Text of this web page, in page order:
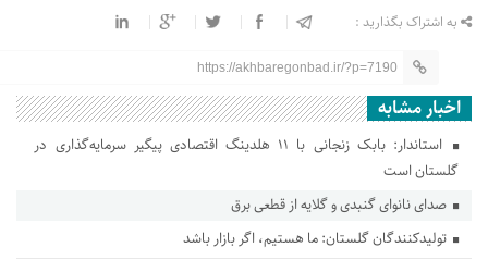
به اشتراک بگذارید :
https://akhbaregonbad.ir/?p=7190
اخبار مشابه
استاندار: بابک زنجانی با ۱۱ هلدینگ اقتصادی پیگیر سرمایه‌گذاری در
گلستان است
صدای نانوای گنبدی و گلایه از قطعی برق
تولیدکنندگان گلستان: ما هستیم، اگر بازار باشد